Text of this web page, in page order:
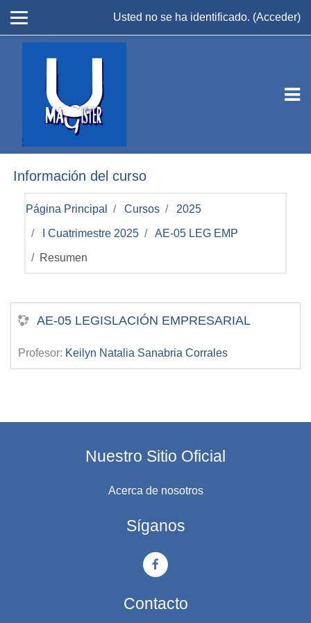
Usted no se ha identificado. (Acceder)
Información del curso
Página Principal Cursos 2025
I Cuatrimestre 2025 AE-05 LEG EMP
Resumen
AE-05 LEGISLACIÓN EMPRESARIAL
Profesor: Keilyn Natalia Sanabria Corrales
Nuestro Sitio Oficial
Acerca de nosotros
Síganos
Contacto